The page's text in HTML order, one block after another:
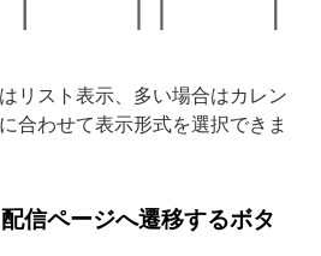
リスト表示、多い場合はカレン
合わせて表示形式を選択できま
信ページへ遷移するボタ